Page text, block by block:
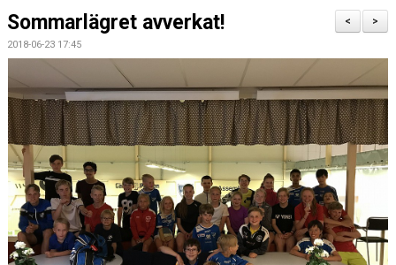
TRÄNING
TÄVLING
DOKUMENT
KALENDER
WEBBSHOP
FAQ
>
<
Sommarlägret avverkat!
2018-06-23 17:45